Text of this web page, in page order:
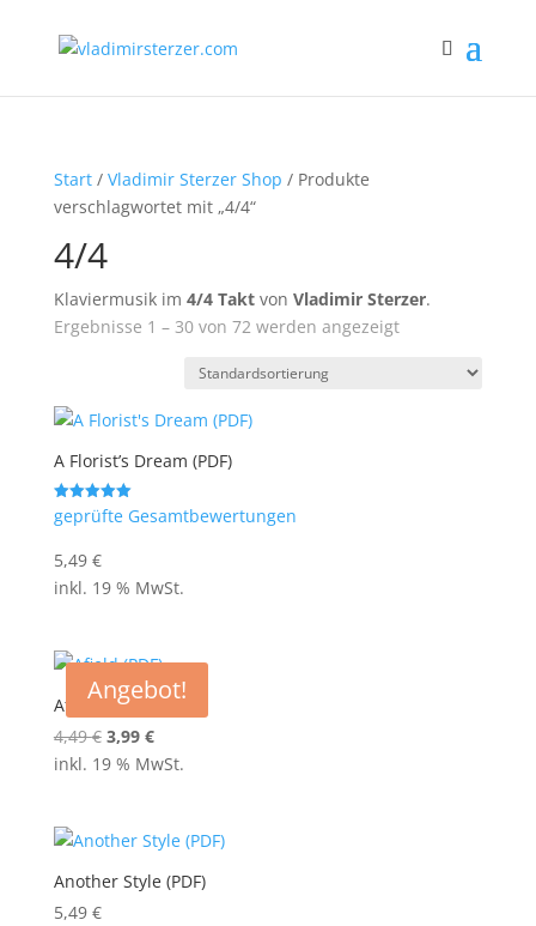
Start/ Vladimir Sterzer Shop / Produkte
verschlagwortet mit „4/4“
4/4
Klaviermusik im 4/4 Taktvon Vladimir Sterzer.
Ergebnisse 1 – 30 von 72 werden angezeigt
A Florist’s Dream (PDF)
Bewertet mit
5.00
geprüfte Gesamtbewertungen
5,49 €
inkl. 19 % MwSt.
Angebot!
Afield (PDF)
4,49€ Ursprünglicher
Preis
3,99 €Aktueller
Preis
inkl. 19 % MwSt.
Another Style (PDF)
5,49 €